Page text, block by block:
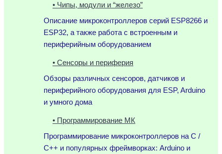
• Чипы, модули и “железо”
Описание микроконтроллеров серий ESP8266 и
ESP32, а также работа с встроенным и
периферийным оборудованием
• Сенсоры и периферия
Обзоры различных сенсоров, датчиков и
периферийного оборудования для ESP, Arduino
и умного дома
• Программирование МК
Программирование микроконтроллеров на C /
C++ и популярных фреймворках: Arduino и